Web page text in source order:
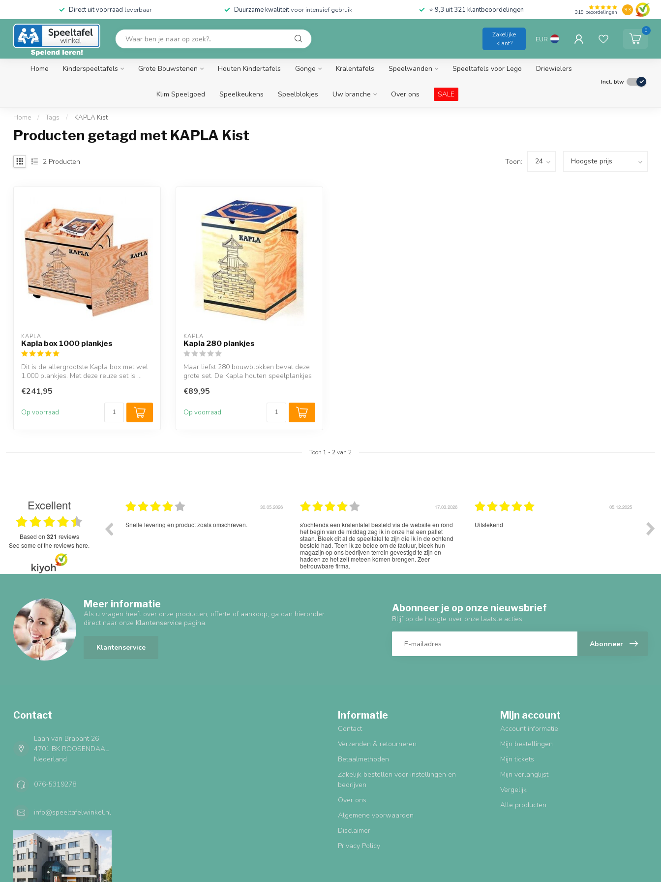
Direct uit voorraad leverbaar Duurzame kwaliteitvoor intensief gebruik ⭐ 9,3 uit 321 klantbeoordelingen 319 beoordelingen 9.3
Zakelijke
klant?
EUR
0
Home Kinderspeeltafels Grote Bouwstenen Houten Kindertafels Gonge Kralentafels Speelwanden Speeltafels voor Lego Driewielers
Klim Speelgoed Speelkeukens Speelblokjes Uw branche Over ons SALE
Incl. btw
Home / Tags / KAPLA Kist
Producten getagd met KAPLA Kist
2 Producten Toon:
KAPLA
Kapla box 1000 plankjes
Dit is de allergrootste Kapla box met wel
1.000 plankjes. Met deze reuze set is ...
€241,95
Op voorraad
KAPLA
Kapla 280 plankjes
Maar liefst 280 bouwblokken bevat deze
grote set. De Kapla houten speelplankjes
€89,95
Op voorraad
Toon 1 - 2van 2
Excellent
based on 321 reviews
see some of the reviews here.
30.05.2026
Snelle levering en product zoals omschreven.
17.03.2026
s'ochtends een kralentafel besteld via de website en rond
het begin van de middag zag ik in onze hal een pallet
staan. Bleek dit al de speeltafel te zijn die ik in de ochtend
besteld had. Toen ik ze belde om de factuur, bleek hun
magazijn op ons bedrijven terrein gevestigd te zijn en
hadden ze het zelf meteen komen brengen. Zeer
05.12.2025
Uitstekend
Meer informatie
Als u vragen heeft over onze producten, offerte of aankoop, ga dan hieronder
direct naar onze Klantenservice pagina.
Klantenservice
Abonneer je op onze nieuwsbrief
Blijf op de hoogte over onze laatste acties
Abonneer
Contact
Laan van Brabant 26
4701 BK ROOSENDAAL
Nederland
076-5319278
info@speeltafelwinkel.nl
Informatie
Contact
Verzenden & retourneren
Betaalmethoden
Zakelijk bestellen voor instellingen en
bedrijven
Over ons
Algemene voorwaarden
Disclaimer
Privacy Policy
Mijn account
Account informatie
Mijn bestellingen
Mijn tickets
Mijn verlanglijst
Vergelijk
Alle producten